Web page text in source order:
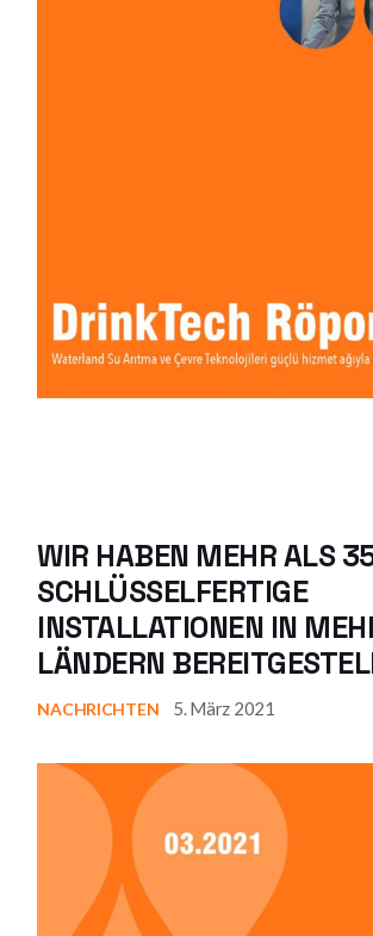
WIR HABEN MEHR ALS
SCHLÜSSELFERTIGE
INSTALLATIONEN IN
LÄNDERN
NACHRICHTEN 5. März 2021